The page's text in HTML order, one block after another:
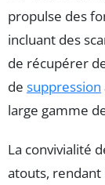
propulse des
incluant des
de récupérer
de suppression
large gamme
La convivialité
atouts, rendant